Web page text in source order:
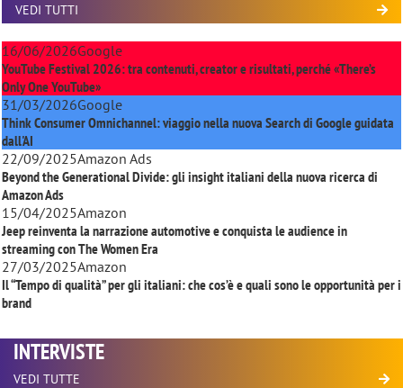
VEDI TUTTI
16/06/2026Google
YouTube Festival 2026: tra contenuti, creator e risultati, perché «There’s
Only One YouTube»
31/03/2026Google
Think Consumer Omnichannel: viaggio nella nuova Search di Google guidata
dall'AI
22/09/2025Amazon Ads
Beyond the Generational Divide: gli insight italiani della nuova ricerca di
Amazon Ads
15/04/2025Amazon
Jeep reinventa la narrazione automotive e conquista le audience in
streaming conThe Women Era
27/03/2025Amazon
Il “Tempo di qualità” per gli italiani: che cos’è e quali sono le opportunità per i
brand
INTERVISTE
VEDI TUTTE